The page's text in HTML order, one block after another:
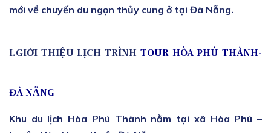
mới về chuyến du ngọn thủy cung ở tại Đà Nẵng.
I.GIỚI THIỆU LỊCH TRÌNH TOUR HÒA PHÚ THÀNH-
ĐÀ NẴNG
Khu du lịch Hòa Phú Thành nằm tại xã Hòa Phú –